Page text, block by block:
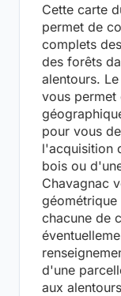
Cette carte
permet de
complets
des forêts
alentours.
vous permet
pour vous
l'acquisition
bois ou
Chavagnac
géométrique
chacune de
d'une
aux